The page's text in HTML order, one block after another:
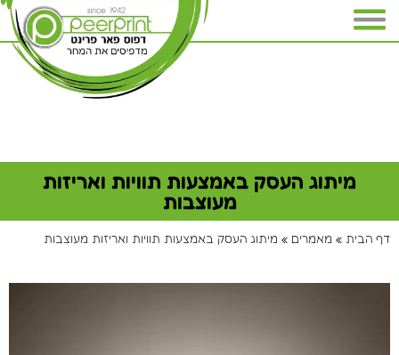
מיתוג העסק באמצעות תוויות ואריזות
מעוצבות
דף הבית » מאמרים » מיתוג העסק באמצעות תוויות ואריזות מעוצבות